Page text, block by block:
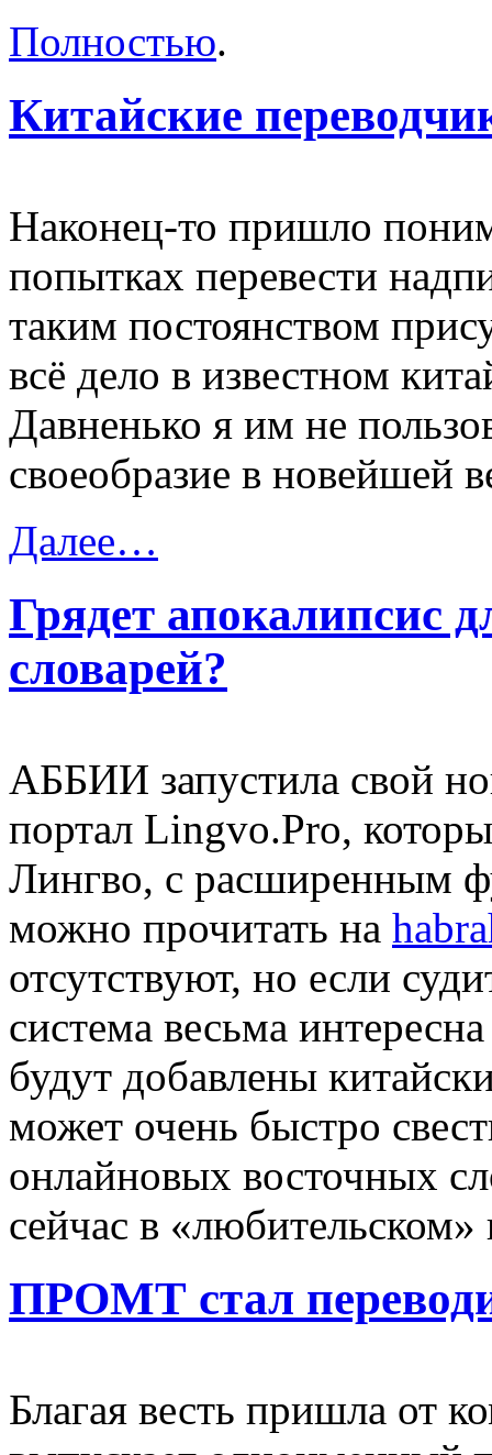
Полностью.
Китайские
Наконец-то пришло
попытках перевести
таким постоянством
всё дело в известном
Давненько я им не
своеобразие в новейшей
Далее…
Грядет апокалипсис
словарей?
АББИИ запустила свой
портал Lingvo.Pro,
Лингво, с расширенным
можно прочитать на
отсутствуют, но если
система весьма
будут добавлены
может очень быстро
онлайновых восточных
сейчас в «любительском»
ПРОМТ стал
Благая весть пришла от